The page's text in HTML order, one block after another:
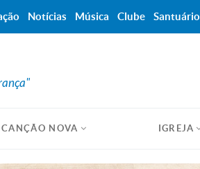
CANÇÃO NOVA IGREJA
Notícias Música Clube Santuário